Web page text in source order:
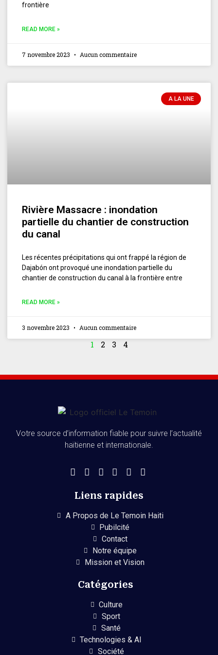
frontière
READ MORE »
7 novembre 2023 Aucun commentaire
A LA UNE
Rivière Massacre : inondation
partielle du chantier de construction
du canal
Les récentes précipitations qui ont frappé la région de
Dajabón ont provoqué une inondation partielle du
chantier de construction du canal à la frontière entre
READ MORE »
3 novembre 2023 Aucun commentaire
1 2 3 4
Votre source d’information fiable pour suivre l’actualité
haïtienne et internationale.
Liens rapides
A Propos de Le Temoin Haiti
Pubilcité
Contact
Notre équipe
Mission et Vision
Catégories
Culture
Sport
Santé
Technologies & AI
Société